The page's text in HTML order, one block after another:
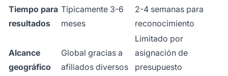
Tiempo para
resultados
Típicamente 3-6
meses
2-4 semanas para
reconocimiento
Alcance
geográfico
Global gracias a
afiliados diversos
Limitado por
asignación de
presupuesto